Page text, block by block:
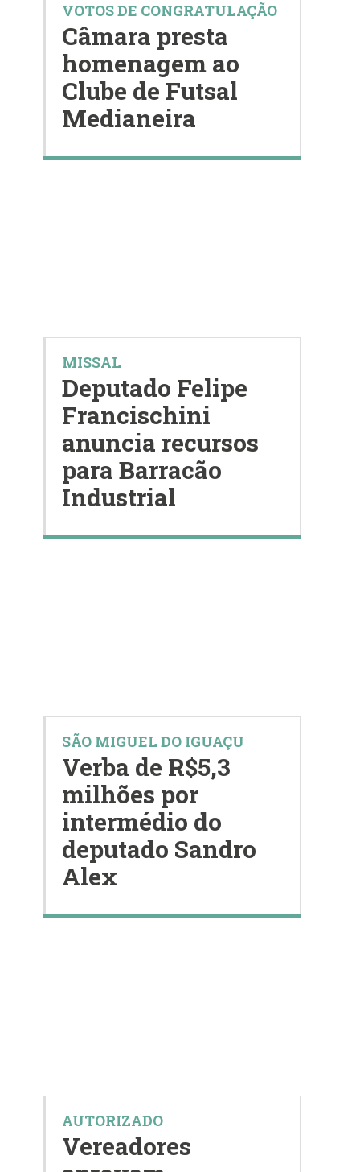
VOTOS DE CONGRATULAÇÃO
Câmara presta
homenagem ao
Clube de Futsal
Medianeira
MISSAL
Deputado Felipe
Francischini
anuncia recursos
para Barracão
Industrial
SÃO MIGUEL DO IGUAÇU
Verba de R$5,3
milhões por
intermédio do
deputado Sandro
Alex
AUTORIZADO
Vereadores